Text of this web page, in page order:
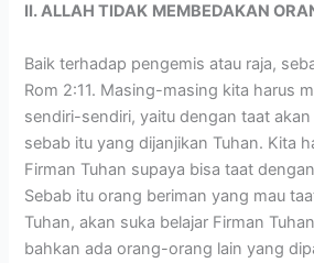
II. ALLAH TIDAK MEMBEDAKAN
Baik terhadap pengemis atau raja,
Rom 2:11. Masing-masing kita harus
sendiri-sendiri, yaitu dengan taat akan
sebab itu yang dijanjikan Tuhan. Kita
Firman Tuhan supaya bisa taat
Sebab itu orang beriman yang mau
Tuhan, akan suka belajar Firman
bahkan ada orang-orang lain yang